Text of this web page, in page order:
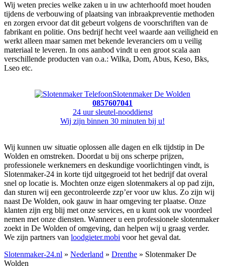
Wij weten precies welke zaken u in uw achterhoofd moet houden
tijdens de verbouwing of plaatsing van inbraakpreventie methoden
en zorgen ervoor dat dit gebeurt volgens de voorschriften van de
fabrikant en politie. Ons bedrijf hecht veel waarde aan veiligheid en
werkt alleen maar samen met bekende leveranciers om u veilig
materiaal te leveren. In ons aanbod vindt u een groot scala aan
verschillende producten van o.a.: Wilka, Dom, Abus, Keso, Bks,
Lseo etc.
Slotenmaker De Wolden
0857607041
24 uur sleutel-nooddienst
Wij zijn binnen 30 minuten bij u!
Wij kunnen uw situatie oplossen alle dagen en elk tijdstip in De
Wolden en omstreken. Doordat u bij ons scherpe prijzen,
professionele werknemers en deskundige voorlichtingen vindt, is
Slotenmaker-24 in korte tijd uitgegroeid tot het bedrijf dat overal
snel op locatie is. Mochten onze eigen slotenmakers al op pad zijn,
dan sturen wij een gecontroleerde zzp’er voor uw klus. Zo zijn wij
naast De Wolden, ook gauw in haar omgeving ter plaatse. Onze
klanten zijn erg blij met onze services, en u kunt ook uw voordeel
nemen met onze diensten. Wanneer u een professionele slotenmaker
zoekt in De Wolden of omgeving, dan helpen wij u graag verder.
We zijn partners van loodgieter.mobi voor het geval dat.
Slotenmaker-24.nl » Nederland » Drenthe » Slotenmaker De
Wolden